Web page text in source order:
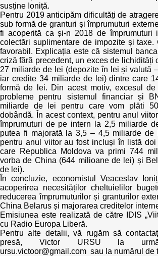
susține Ioniță.
Pentru 2019 anticipăm dificultăți de
sub formă de granturi și împrumuturi
fi acoperită ca și-n 2018 de împrumuturi
colectări suplimentare de impozite și taxe.
favorabil. Explicația este că sistemul
criză fără precedent, un exces de lichidități
27 miliarde de lei (depozite în lei și valută
iar credite 34 miliarde de lei) dintre care
formă de lei. Din acest motiv, excesul de
probleme pentru sistemul financiar și
miliarde de lei pentru care vom plăti
dobândă. În acest context, pentru anul
împrumuturi de pe intern la 2,5 miliarde
putea fi majorată la 3,5 – 4,5 miliarde de
pentru anul viitor au fost incluși în listă
care Republica Moldova va primi 744
vorba de China (644 milioane de lei) și
de lei).
În concluzie, economistul Veaceslav
acoperirea necesităților cheltuielilor
reducerea împrumuturilor și granturilor
China Belarus și majorarea creditelor
Emisiunea este realizată de către IDIS
cu Radio Europa Liberă.
Pentru alte detalii, vă rugăm să
presă, Victor URSU la
ursu.victoor@gmail.com sau la numărul de